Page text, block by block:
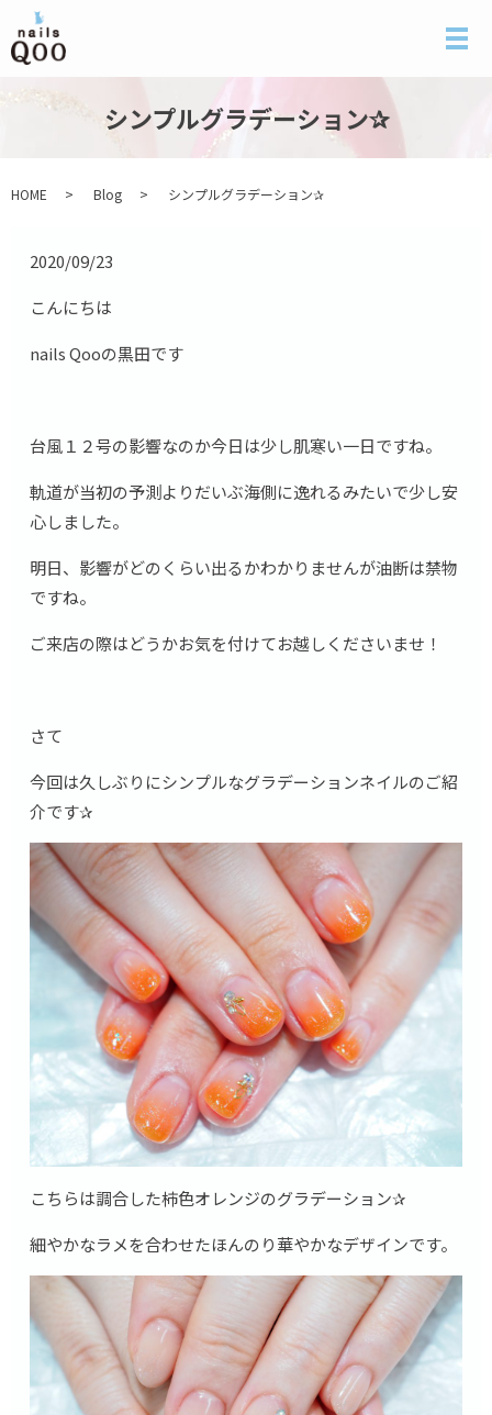
メ
シンプルグラデーション✰
HOME Blog シンプルグラデーション✰
2020/09/23
こんにちは
nails Qooの黒田です
台風１２号の影響なのか今日は少し肌寒い一日ですね。
軌道が当初の予測よりだいぶ海側に逸れるみたいで少し安
心しました。
明日、影響がどのくらい出るかわかりませんが油断は禁物
ですね。
ご来店の際はどうかお気を付けてお越しくださいませ！
さて
今回は久しぶりにシンプルなグラデーションネイルのご紹
介です✰
こちらは調合した柿色オレンジのグラデーション✰
細やかなラメを合わせたほんのり華やかなデザインです。